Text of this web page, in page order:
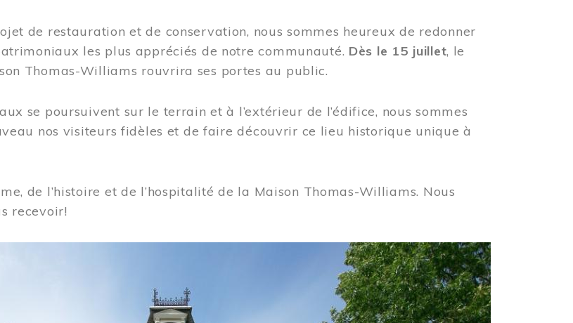
de restauration et de conservation, nous sommes heureux de redonner
les plus appréciés de notre communauté. Dès le 15 juillet, le
Thomas-Williams rouvrira ses portes au public.
se poursuivent sur le terrain et à l’extérieur de l’édifice, nous sommes
nos visiteurs fidèles et de faire découvrir ce lieu historique unique à
de l’histoire et de l’hospitalité de la Maison Thomas-Williams. Nous
recevoir!